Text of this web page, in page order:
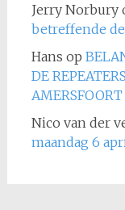
Jerry Norbury
betreffende
Hans op
DE
AMERSFOORT
Nico van der
maandag 6